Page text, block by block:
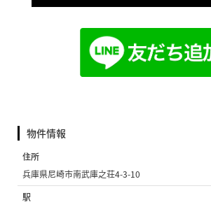
物件情報
住所
兵庫県尼崎市南武庫之荘4-3-10
駅